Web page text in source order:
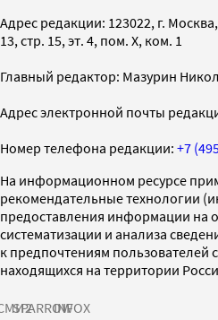
Адрес редакции: 123022, г.
13, стр. 15, эт. 4, пом. X, ком. 1
Главный редактор: Мазурин
Адрес электронной почты
Номер телефона редакции: +7
На информационном ресурсе
рекомендательные технологии
предоставления информации на
систематизации и анализа
к предпочтениям пользователей
находящихся на территории
SPARROWINFOX